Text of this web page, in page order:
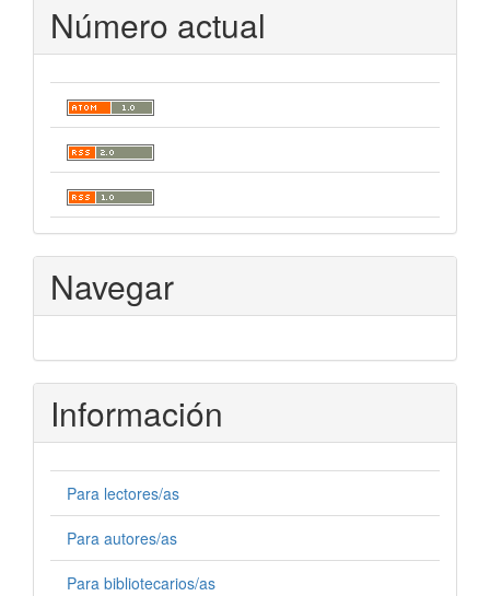
Número actual
Navegar
Información
Para lectores/as
Para autores/as
Para bibliotecarios/as